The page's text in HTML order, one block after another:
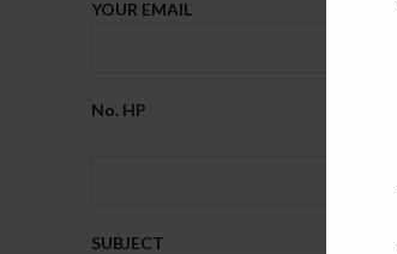
YOUR EMAIL
No. HP
SUBJECT